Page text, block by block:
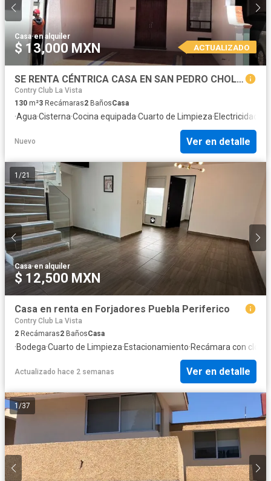
Casa·en alquiler
$ 13,000 MXN ACTUALIZADO
SE RENTA CÉNTRICA CASA EN SAN PEDRO CHOLULA, PUEBLA
Contry Club La Vista
130 m²3 Recámaras2 BañosCasa
·Agua·Cisterna·Cocina equipada·Cuarto de Limpieza·Electricidad
Nuevo Ver en detalle
1 /21
Casa·en alquiler
$ 12,500 MXN
Casa en renta en Forjadores Puebla Periferico
Contry Club La Vista
2 Recámaras2 BañosCasa
·Bodega·Cuarto de Limpieza·Estacionamiento·Recámara con closet
Actualizado hace 2 semanas Ver en detalle
1 /37